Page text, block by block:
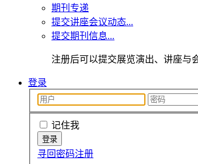
期刊专递
提交讲座会议动态...
提交期刊信息...
注册后可以提交展览演出、讲座与
登录
记住我
寻回密码注册